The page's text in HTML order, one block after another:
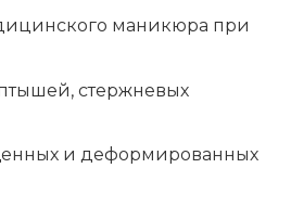
маникюра при
стержневых
и деформированных